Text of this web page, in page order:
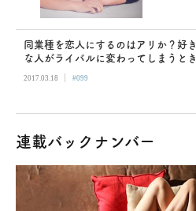
同業種を恋人にするのはアリか？好き
な人がライバルに変わってしまうとき
2017.03.18 | #099
連載バックナンバー